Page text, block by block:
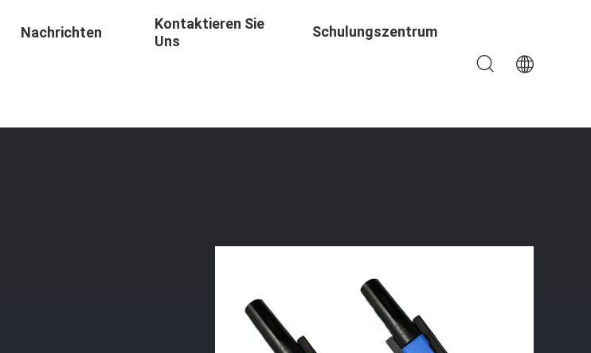
Nachrichten
Kontaktieren Sie
Uns
Schulungszentrum